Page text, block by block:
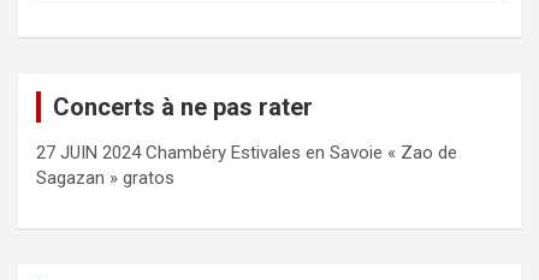
Concerts à ne pas rater
27 JUIN 2024 Chambéry Estivales en Savoie « Zao de
Sagazan » gratos